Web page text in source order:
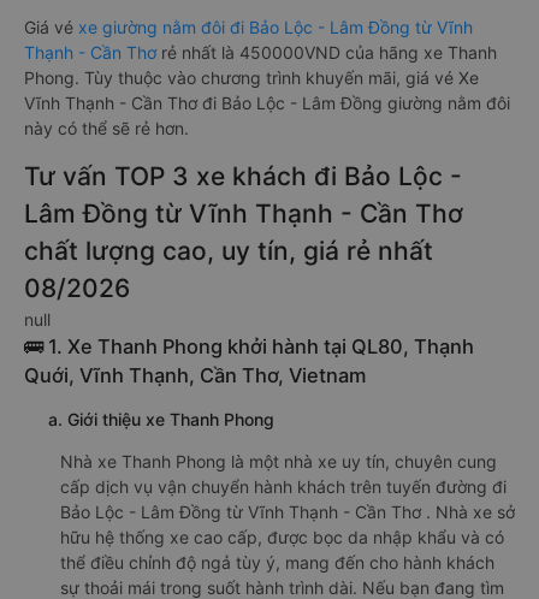
Giá vé xe giường nằm đôi đi Bảo Lộc - Lâm Đồng từ Vĩnh
Thạnh - Cần Thơ rẻ nhất là 450000VND của hãng xe Thanh
Phong. Tùy thuộc vào chương trình khuyến mãi, giá vé Xe
Vĩnh Thạnh - Cần Thơ đi Bảo Lộc - Lâm Đồng giường nằm đôi
này có thể sẽ rẻ hơn.
Tư vấn TOP 3 xe khách đi Bảo Lộc -
Lâm Đồng từ Vĩnh Thạnh - Cần Thơ
chất lượng cao, uy tín, giá rẻ nhất
08/2026
null
🚌 1. Xe Thanh Phong khởi hành tại QL80, Thạnh
Quới, Vĩnh Thạnh, Cần Thơ, Vietnam
a. Giới thiệu xe Thanh Phong
Nhà xe Thanh Phong là một nhà xe uy tín, chuyên cung
cấp dịch vụ vận chuyển hành khách trên tuyến đường đi
Bảo Lộc - Lâm Đồng từ Vĩnh Thạnh - Cần Thơ . Nhà xe sở
hữu hệ thống xe cao cấp, được bọc da nhập khẩu và có
thể điều chỉnh độ ngả tùy ý, mang đến cho hành khách
sự thoải mái trong suốt hành trình dài. Nếu bạn đang tìm